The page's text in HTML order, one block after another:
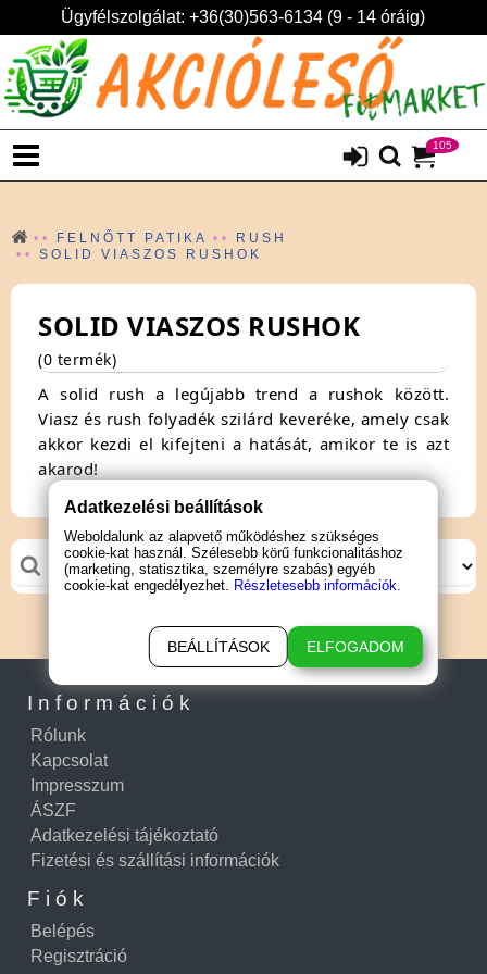
Ügyfélszolgálat: +36(30)563-6134 (9 - 14 óráig)
105
FELNŐTT PATIKA
RUSH
SOLID VIASZOS RUSHOK
SOLID VIASZOS RUSHOK
(0 termék)
A solid rush a legújabb trend a rushok között.
Viasz és rush folyadék szilárd keveréke, amely csak
akkor kezdi el kifejteni a hatását, amikor te is azt
akarod!
Információk
Rólunk
Kapcsolat
Impresszum
ÁSZF
Adatkezelési tájékoztató
Fizetési és szállítási információk
Fiók
Belépés
Regisztráció
Adatkezelési beállítások
Weboldalunk az alapvető működéshez szükséges
cookie-kat használ. Szélesebb körű funkcionalitáshoz
(marketing, statisztika, személyre szabás) egyéb
cookie-kat engedélyezhet. Részletesebb információk.
BEÁLLÍTÁSOK ELFOGADOM